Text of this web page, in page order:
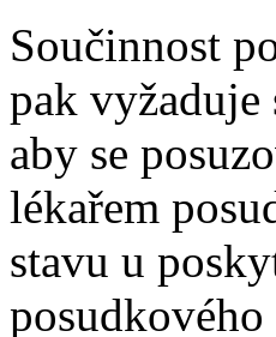
Součinnost
pak vyžaduje
aby se
lékařem
stavu u